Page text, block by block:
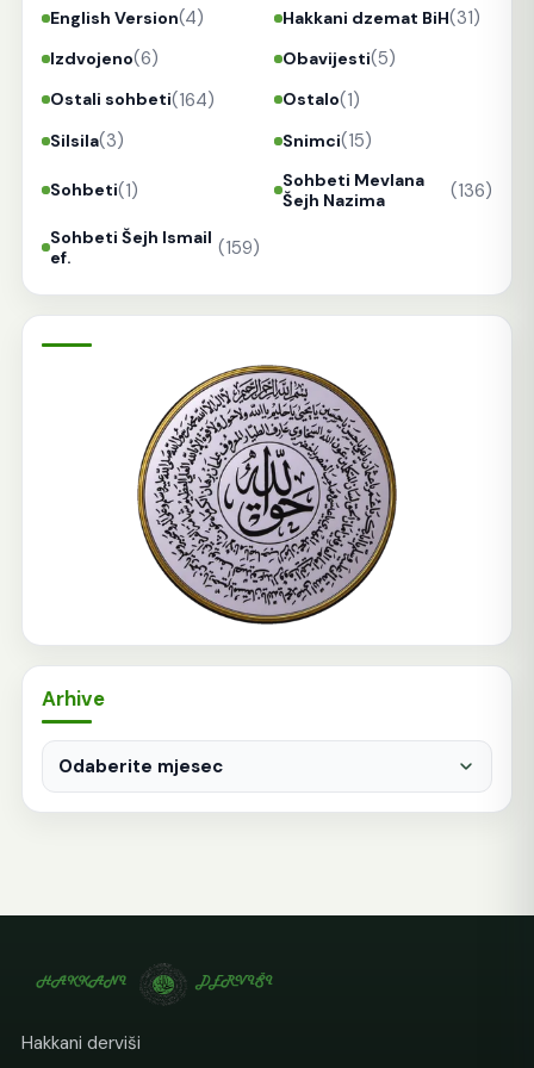
English Version(4) Hakkani dzemat BiH(31)
Izdvojeno(6) Obavijesti(5)
Ostali sohbeti(164) Ostalo(1)
Silsila(3) Snimci(15)
Sohbeti(1)
Sohbeti Mevlana
Šejh Nazima
(136)
Sohbeti Šejh Ismail
ef.
(159)
Arhive
Arhive
Hakkani derviši